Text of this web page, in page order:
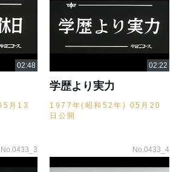
月13
学歴より実力
1977年(昭和52年) 05月20
日公開
No.0433_3 No.0433_4